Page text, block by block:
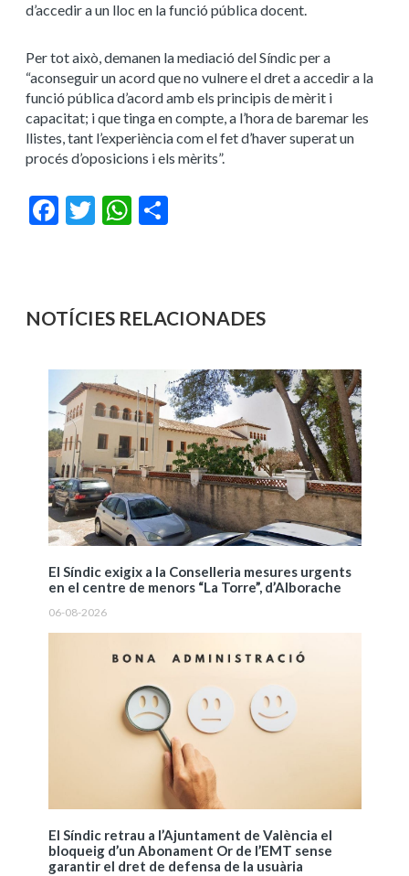
d’accedir a un lloc en la funció pública docent.
Per tot això, demanen la mediació del Síndic per a
“aconseguir un acord que no vulnere el dret a accedir a la
funció pública d’acord amb els principis de mèrit i
capacitat; i que tinga en compte, a l’hora de baremar les
llistes, tant l’experiència com el fet d’haver superat un
procés d’oposicions i els mèrits”.
Facebook
Twitter WhatsApp
NOTÍCIES RELACIONADES
El Síndic exigix a la Conselleria mesures urgents
en el centre de menors “La Torre”, d’Alborache
06-08-2026
El Síndic retrau a l’Ajuntament de València el
bloqueig d’un Abonament Or de l’EMT sense
garantir el dret de defensa de la usuària